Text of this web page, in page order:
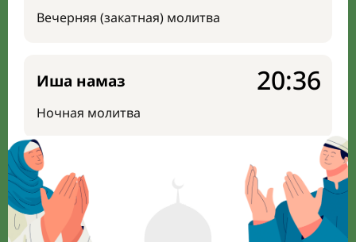
Вечерняя (закатная) молитва
Иша намаз
Ночная молитва
20:36